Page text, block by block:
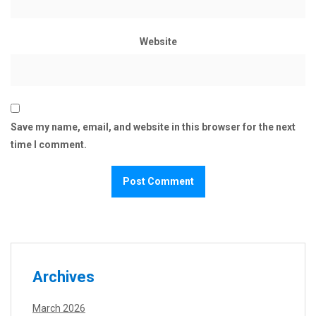
Website
Save my name, email, and website in this browser for the next
time I comment.
Archives
March 2026